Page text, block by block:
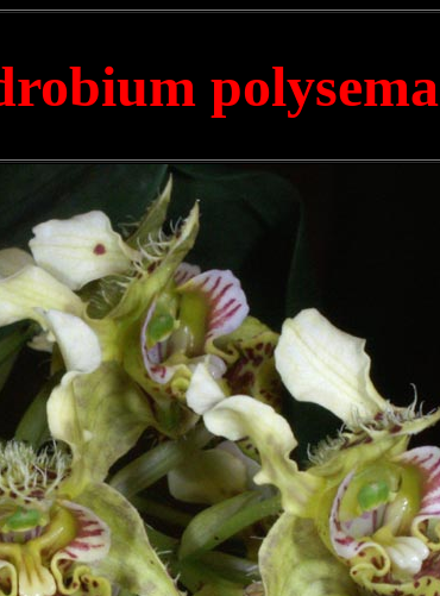
polysema